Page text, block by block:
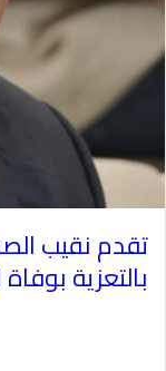
تقدم نقيب
بالتعزية